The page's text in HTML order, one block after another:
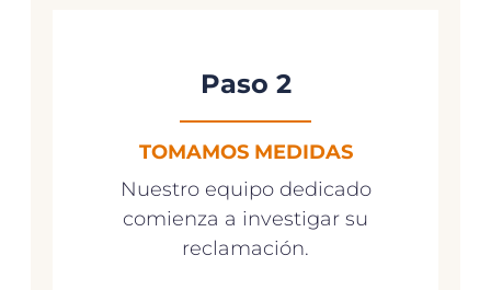
Paso 2
TOMAMOS MEDIDAS
Nuestro equipo dedicado
comienza a investigar su
reclamación.